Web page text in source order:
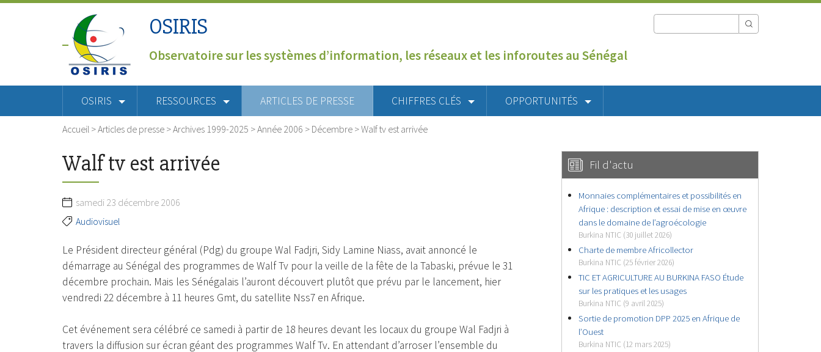
OSIRIS
Observatoire sur les systèmes d’information, les réseaux et les inforoutes au Sénégal
OSIRIS RESSOURCES ARTICLES DE PRESSE CHIFFRES CLÉS OPPORTUNITÉS
Accueil >Articles de presse >Archives 1999-2025 >Année 2006 > Décembre >Walf tv est arrivée
Walf tv est arrivée
samedi 23 décembre 2006
Audiovisuel
Le Président directeur général (Pdg) du groupe Wal Fadjri, Sidy Lamine Niass, avait annoncé le
démarrage au Sénégal des programmes de Walf Tv pour la veille de la fête de la Tabaski, prévue le 31
décembre prochain. Mais les Sénégalais l’auront découvert plutôt que prévu par le lancement, hier
vendredi 22 décembre à 11 heures Gmt, du satellite Nss7 en Afrique.
Cet événement sera célébré ce samedi à partir de 18 heures devant les locaux du groupe Wal Fadjri à
travers la diffusion sur écran géant des programmes Walf Tv. En attendant d’arroser l’ensemble du
Fil d'actu
Monnaies complémentaires et possibilités en
Afrique : description et essai de mise en œuvre
dans le domaine de l’agroécologie
Burkina NTIC (30 juillet 2026)
Charte de membre Africollector
Burkina NTIC (25 février 2026)
TIC ET AGRICULTURE AU BURKINA FASO Étude
sur les pratiques et les usages
Burkina NTIC (9 avril 2025)
Sortie de promotion DPP 2025 en Afrique de
l’Ouest
Burkina NTIC (12 mars 2025)